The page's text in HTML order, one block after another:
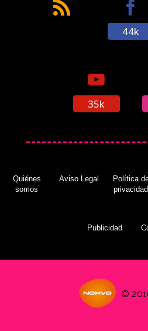
BioWare lanzará su nueva
44k
35k
Quiénes
somos
Aviso Legal
Política
privacidad
Publicidad
©